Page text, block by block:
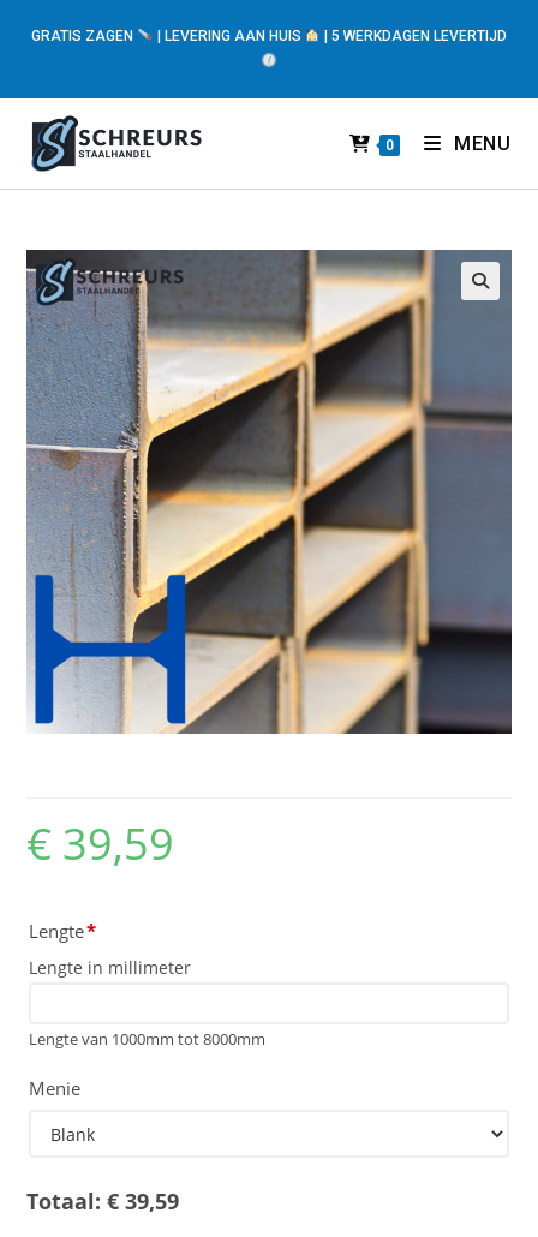
GRATIS ZAGEN | LEVERING AAN HUIS | 5 WERKDAGEN LEVERTIJD
0 MENU
€ 39,59
Lengte*
Lengte in millimeter
Lengte van 1000mm tot 8000mm
Menie
Totaal:€ 39,59